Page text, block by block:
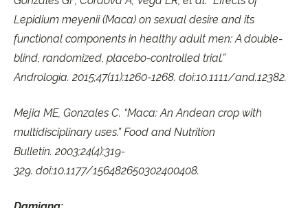
Lepidium meyenii (Maca) on sexual desire and its
functional components in healthy adult men: A double-
blind, randomized, placebo-controlled trial.”
Andrologia. 2015;47(11):1260-1268. doi:10.1111/and.12382.
Mejia ME, Gonzales C. “Maca: An Andean crop with
multidisciplinary uses.” Food and Nutrition
Bulletin. 2003;24(4):319-
329. doi:10.1177/156482650302400408.